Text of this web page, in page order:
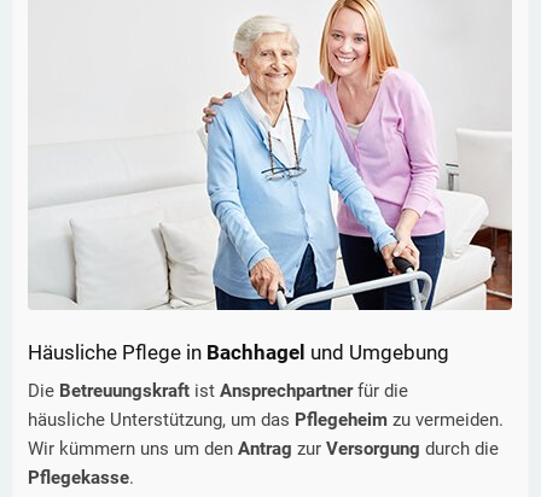
Häusliche Pflege in Bachhagel und Umgebung
Die Betreuungskraft ist Ansprechpartnerfür die
häusliche Unterstützung, um das Pflegeheim zu vermeiden.
Wir kümmern uns um den Antrag zur Versorgung durch die
Pflegekasse.